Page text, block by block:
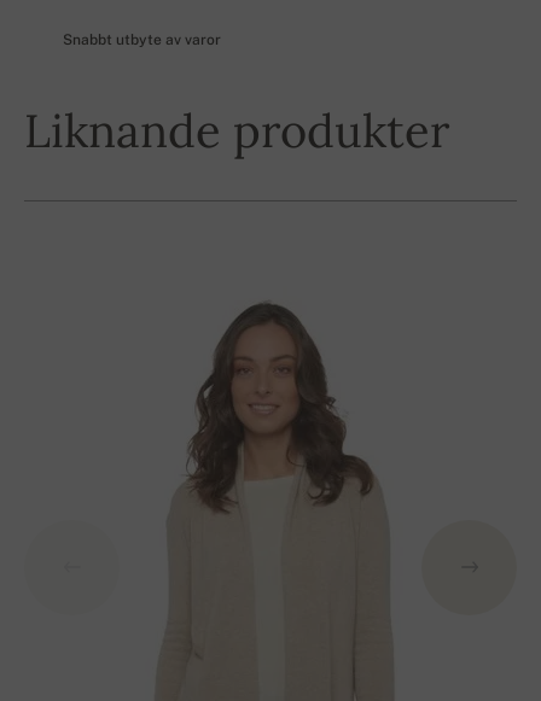
Snabbt utbyte av varor
Liknande produkter